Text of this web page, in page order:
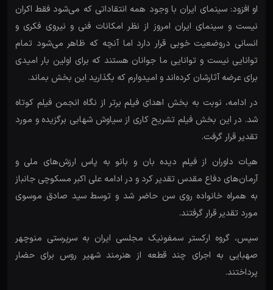
او افزود: سینمای ایران با وجود همه انتقاداتی که می‌شود فقط اکران
نیست و سینمای ایران امروز از نظر امکانات فنی و نیروی فکری و
انسانی دروضعیت خوبی قرار دارد اما آنچه که ظاهر می‌شود تمام
توانایی نیست و توانایی ما جوانان هستند که برای اولین بار امیدی
برای عرضه آثارشان کرده‌اند و امیدوارم که بگذارید این بخش بماند.
در ادامه، نوبت به بخش اهدای فیلم برتر از نگاه انجمن فیلم کوتاه
شد. در این بخش فیلم تشریح کاری از سیاوش شهابی برگزیده و مورد
تقدیر قرار گرفت.
هیات داوران از فیلم دیده بان و بانو به پاس ارزش‌های ملی و
آرمان‌های دفاع مقدس تقدیر کرد و در ادامه علی اکبر مسکوچی جانباز
به همراه خانواده روی سن حاضر شد و توسط سید صادق موسوی
مورد تقدیر قرار گرفتند.
سپس، گروه ارکستر سمفونیک مجلسی ایران به سرپرستی منوچهر
صهبایی به اجرای چند قطعه از هنرمند شهیر روس برای حضار
پرداختند.